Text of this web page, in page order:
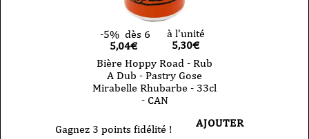
-5% dès 6
5,04€
à l'unité
5,30€
Bière Hoppy Road - Rub
A Dub - Pastry Gose
Mirabelle Rhubarbe - 33cl
- CAN
Gagnez 3 points fidélité ! AJOUTER